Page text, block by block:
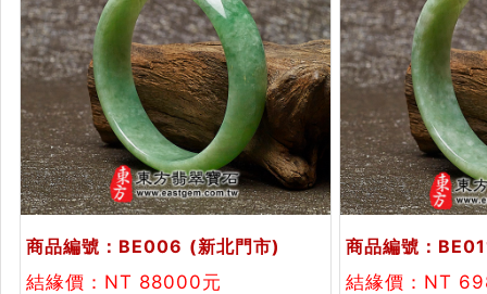
商品編號：BE006 (新北門市)
結緣價：NT 88000元
商品編號：
結緣價：NT